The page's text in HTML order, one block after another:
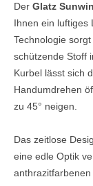
Der Glatz
Ihnen ein luftiges
Technologie
schützende Stoff
Kurbel lässt sich
Handumdrehen
zu 45° neigen.
Das zeitlose
eine edle Optik